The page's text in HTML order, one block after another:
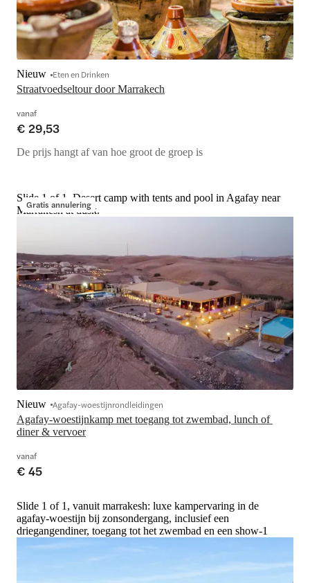
Straatvoedseltour door Marrakech
Nieuw Eten en Drinken
vanaf
€ 29,53
De prijs hangt af van hoe groot de groep is
Gratis annulering
Slide 1 of 1, Desert camp with tents and pool in Agafay near
Marrakesh at dusk.
Agafay-woestijnkamp met toegang tot zwembad, lunch of
diner & vervoer
Nieuw Agafay-woestijnrondleidingen
vanaf
€ 45
Slide 1 of 1, vanuit marrakesh: luxe kampervaring in de
agafay-woestijn bij zonsondergang, inclusief een
driegangendiner, toegang tot het zwembad en een show-1